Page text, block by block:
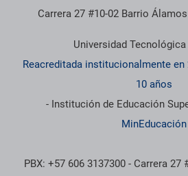
Carrera 27 #10-02 Barrio
Universidad Tecnológica
Reacreditada institucionalmente en
10 años
- Institución de Educación
MinEducación
PBX: +57 606 3137300 - Carrera